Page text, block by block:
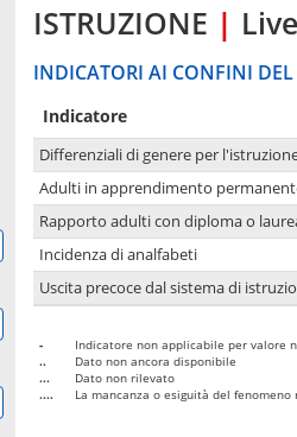
ISTRUZIONE |
INDICATORI AI CONFINI DEL
Indicatore
Differenziali di genere per
Adulti in apprendimento
Rapporto adulti con diploma o
Incidenza di analfabeti
Uscita precoce dal sistema di
-
Indicatore non applicabile per valore
..
Dato non ancora disponibile
...
Dato non rilevato
....
La mancanza o esiguità del